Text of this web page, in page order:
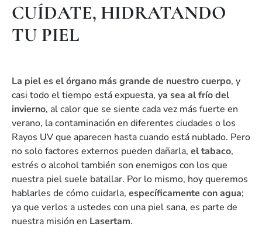
CUÍDATE, HIDRATANDO
TU PIEL
La piel es el órgano más grande de nuestro cuerpo, y
casi todo el tiempo está expuesta, ya sea al frío del
invierno, al calor que se siente cada vez más fuerte en
verano, la contaminación en diferentes ciudades o los
Rayos UV que aparecen hasta cuando está nublado. Pero
no solo factores externos pueden dañarla, el tabaco,
estrés o alcohol también son enemigos con los que
nuestra piel suele batallar. Por lo mismo, hoy queremos
hablarles de cómo cuidarla, específicamente con agua;
ya que verlos a ustedes con una piel sana, es parte de
nuestra misión en Lasertam.